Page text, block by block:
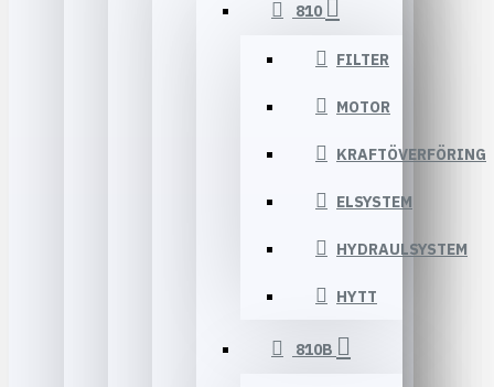
810
FILTER
MOTOR
KRAFTÖVERFÖRING
ELSYSTEM
HYDRAULSYSTEM
HYTT
810B